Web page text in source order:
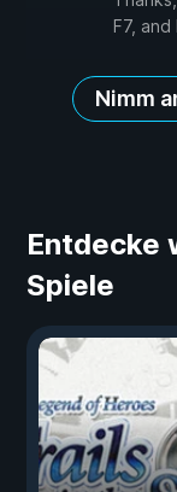
F7,
Nimm
Entdecke
Spiele